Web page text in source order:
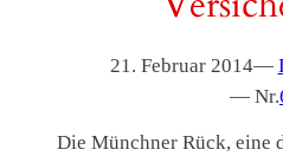
21. Februar 2014—
— Nr.
Die Münchner Rück, eine